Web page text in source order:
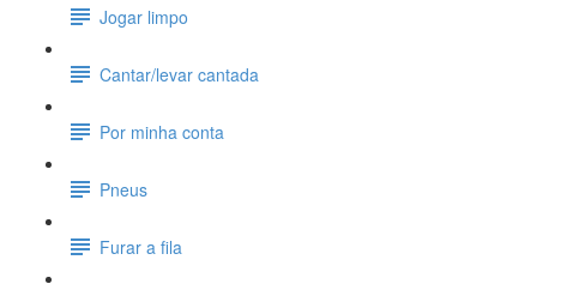
Jogar limpo
Cantar/levar cantada
Por minha conta
Pneus
Furar a fila